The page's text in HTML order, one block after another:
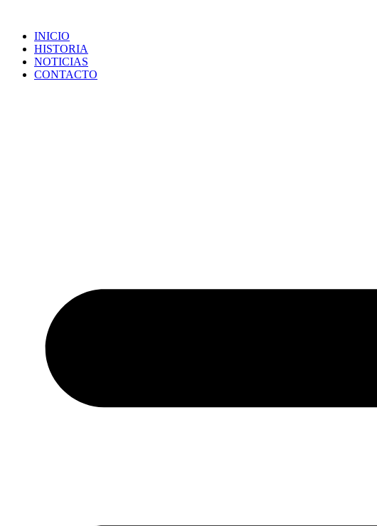
contenidoINICIO
HISTORIA
NOTICIAS
CONTACTO